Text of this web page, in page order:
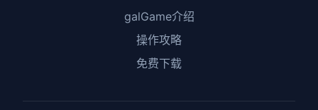
galGame介绍
操作攻略
免费下载